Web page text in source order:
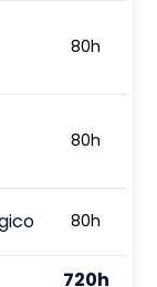
80h
80h
80h
720h